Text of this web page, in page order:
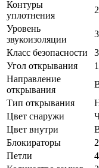
Контуры
уплотнения
Уровень
звукоизоляции
Класс безопасности
Угол открывания
Направление
открывания
Тип открывания
Цвет снаружи
Цвет внутри
Блокираторы
Петли